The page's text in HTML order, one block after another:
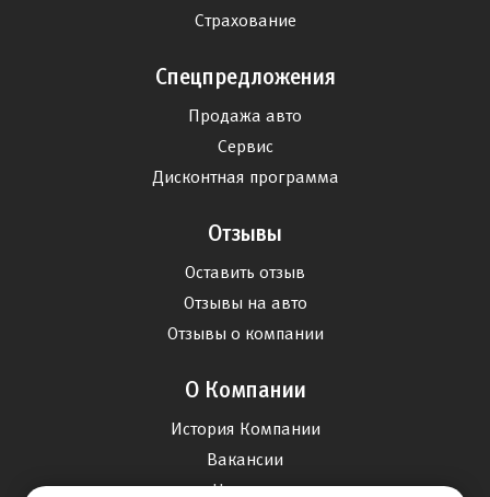
Страхование
Спецпредложения
Продажа авто
Сервис
Дисконтная программа
Отзывы
Оставить отзыв
Отзывы на авто
Отзывы о компании
О Компании
История Компании
Вакансии
Новости